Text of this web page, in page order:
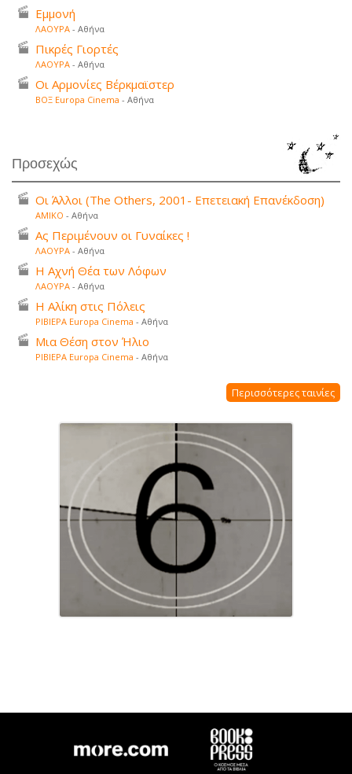
Εμμονή
ΛΑΟΥΡΑ - Αθήνα
Πικρές Γιορτές
ΛΑΟΥΡΑ - Αθήνα
Οι Αρμονίες Βέρκμαϊστερ
ΒΟΞ Europa Cinema - Αθήνα
Προσεχώς
Οι Άλλοι (The Others, 2001- Επετειακή Επανέκδοση)
ΑΜΙΚΟ - Αθήνα
Ας Περιμένουν οι Γυναίκες !
ΛΑΟΥΡΑ - Αθήνα
Η Αχνή Θέα των Λόφων
ΛΑΟΥΡΑ - Αθήνα
Η Αλίκη στις Πόλεις
ΡΙΒΙΕΡΑ Europa Cinema - Αθήνα
Μια Θέση στον Ήλιο
ΡΙΒΙΕΡΑ Europa Cinema - Αθήνα
Περισσότερες ταινίες